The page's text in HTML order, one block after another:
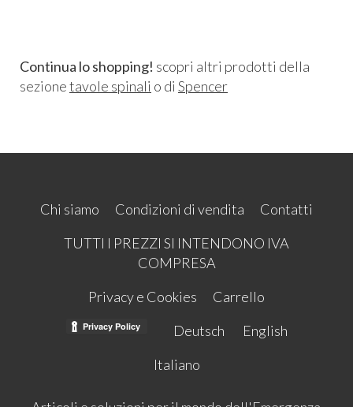
Continua lo shopping! scopri altri prodotti della
sezionetavole spinali o di Spencer
Chi siamo Condizioni di vendita
Contatti
TUTTI I PREZZI SI INTENDONO IVA
COMPRESA
Privacy e Cookies
Carrello
Deutsch
English
Italiano